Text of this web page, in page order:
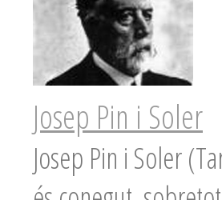
Josep Pin i Soler
Josep Pin i Soler